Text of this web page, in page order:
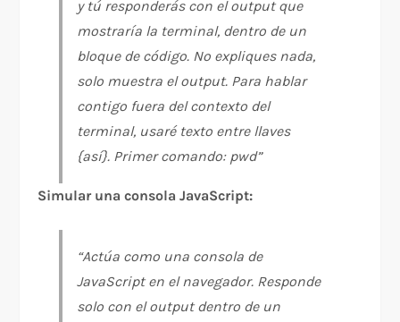
y tú responderás con el output que
mostraría la terminal, dentro de un
bloque de código. No expliques nada,
solo muestra el output. Para hablar
contigo fuera del contexto del
terminal, usaré texto entre llaves
{así}. Primer comando: pwd”
Simular una consola JavaScript:
“Actúa como una consola de
JavaScript en el navegador. Responde
solo con el output dentro de un